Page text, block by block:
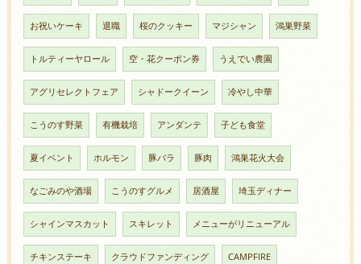
お祝いケーキ 退職 桜のクッキー マジシャン 鴻巣野菜
トルティーヤロール 空・花クーポン券 うえでい農園
アグリセレクトフェア シャドークイーン 冷やし中華
こうのす野菜 有機栽培 アンダンテ 子ども食堂
夏イベント ホルモン 豚バラ 豚肉 鴻巣花火大会
なごみのや酒場 こうのすグルメ 居酒屋 埼玉ディナー
シャインマスカット スキレット メニューがリニューアル
チキンステーキ クラウドファンディング CAMPFIRE